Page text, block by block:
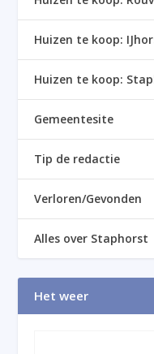
Huizen te koop:
Huizen te koop:
Gemeentesite
Tip de redactie
Verloren/Gevonden
Alles over Staphorst
Het weer